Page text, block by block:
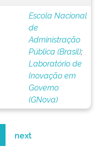
Escola Nacional
de
Administração
Pública (Brasil);
Laboratório de
Inovação em
Governo
(GNova)
next